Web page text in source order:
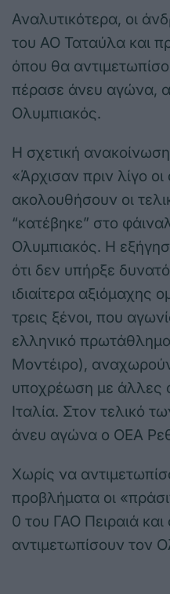
Αναλυτικότερα, οι
του ΑΟ Ταταύλα και
όπου θα
πέρασε άνευ αγώνα,
Ολυμπιακός.
Η σχετική
«Άρχισαν πριν λίγο
ακολουθήσουν οι
“κατέβηκε” στο
Ολυμπιακός. Η
ότι δεν υπήρξε
ιδιαίτερα αξιόμαχης
τρεις ξένοι, που
ελληνικό
Μοντέιρο),
υποχρέωση με άλλες
Ιταλία. Στον τελικό
άνευ αγώνα ο ΟΕΑ
Χωρίς να
προβλήματα οι
0 του ΓΑΟ Πειραιά
αντιμετωπίσουν τον